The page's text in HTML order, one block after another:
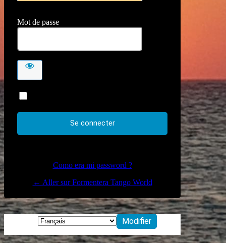
Mot de passe
Como era mi password ?
← Aller sur Formentera Tango World
Langue